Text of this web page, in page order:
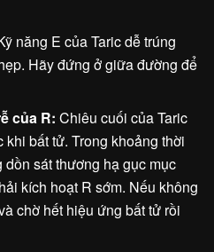
năng E của Taric dễ trúng
Hãy đứng ở giữa đường để
của R: Chiêu cuối của Taric
khi bất tử. Trong khoảng thời
dồn sát thương hạ gục mục
kích hoạt R sớm. Nếu không
chờ hết hiệu ứng bất tử rồi